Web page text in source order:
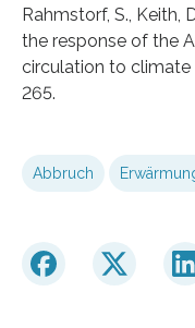
Rahmstorf, S., Keith,
the response of the
circulation to climate
265.
Abbruch